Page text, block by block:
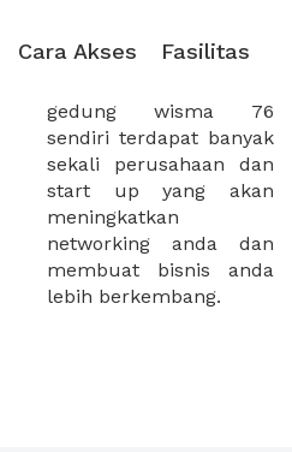
Cara Akses Fasilitas
lebih berkembang.